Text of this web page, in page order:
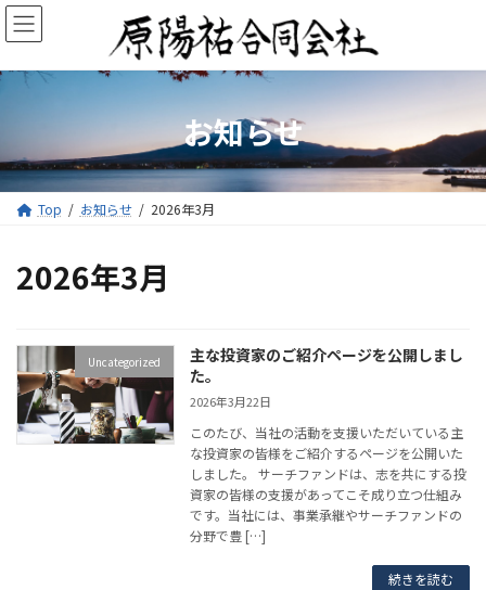
コ
ン
ン
キ
ッ
ナ
ビ
ー
に
移
お知らせ
Top お知らせ 2026年3月
2026年3月
Uncategorized
主な投資家のご紹介ページを公開しまし
た。
2026年3月22日
このたび、当社の活動を支援いただいている主
な投資家の皆様をご紹介するページを公開いた
しました。 サーチファンドは、志を共にする投
資家の皆様の支援があってこそ成り立つ仕組み
です。当社には、事業承継やサーチファンドの
分野で豊 […]
続きを読む